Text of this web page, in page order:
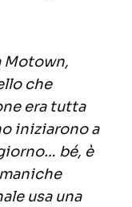
Motown,
che
era tutta
iniziarono a
bé, è
usa una